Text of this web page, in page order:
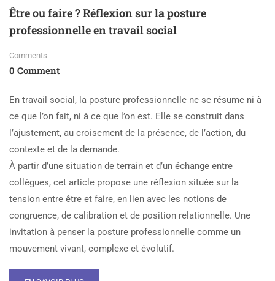
Être ou faire ? Réflexion sur la posture
professionnelle en travail social
Comments
0 Comment
En travail social, la posture professionnelle ne se résume ni à
ce que l’on fait, ni à ce que l’on est. Elle se construit dans
l’ajustement, au croisement de la présence, de l’action, du
contexte et de la demande.
À partir d’une situation de terrain et d’un échange entre
collègues, cet article propose une réflexion située sur la
tension entre être et faire, en lien avec les notions de
congruence, de calibration et de position relationnelle. Une
invitation à penser la posture professionnelle comme un
mouvement vivant, complexe et évolutif.